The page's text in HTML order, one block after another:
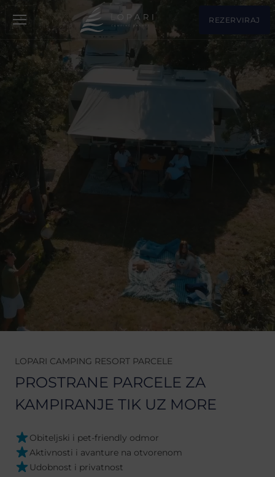
REZERVIRAJ
LOPARI CAMPING RESORT PARCELE
PROSTRANE PARCELE ZA
KAMPIRANJE TIK UZ MORE
Obiteljski i pet-friendly odmor
Aktivnosti i avanture na otvorenom
Udobnost i privatnost